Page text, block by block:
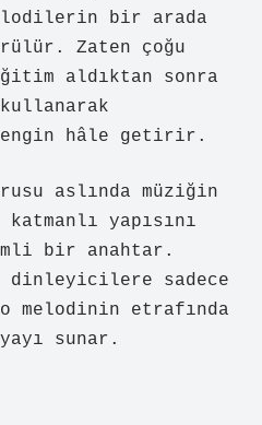
bir arada
Zaten çoğu
aldıktan sonra
hâle getirir.
aslında müziğin
yapısını
bir anahtar.
sadece
melodinin etrafında
sunar.